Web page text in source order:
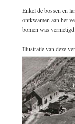
Enkel de bossen en
ontkwamen aan het
bomen was vernietigd.
Illustratie van deze